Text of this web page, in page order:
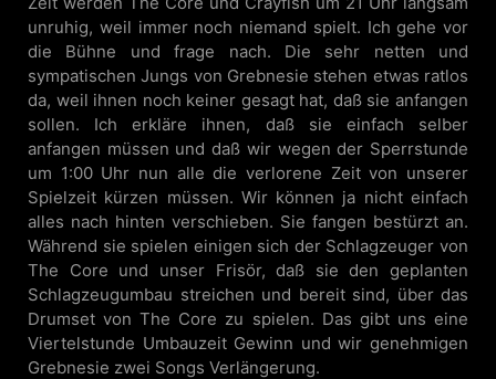
unruhig, weil immer noch niemand spielt. Ich gehe vor
die Bühne und frage nach. Die sehr netten und
sympatischen Jungs von Grebnesie stehen etwas ratlos
da, weil ihnen noch keiner gesagt hat, daß sie anfangen
sollen. Ich erkläre ihnen, daß sie einfach selber
anfangen müssen und daß wir wegen der Sperrstunde
um 1:00 Uhr nun alle die verlorene Zeit von unserer
Spielzeit kürzen müssen. Wir können ja nicht einfach
alles nach hinten verschieben. Sie fangen bestürzt an.
Während sie spielen einigen sich der Schlagzeuger von
The Core und unser Frisör, daß sie den geplanten
Schlagzeugumbau streichen und bereit sind, über das
Drumset von The Core zu spielen. Das gibt uns eine
Viertelstunde Umbauzeit Gewinn und wir genehmigen
Grebnesie zwei Songs Verlängerung.